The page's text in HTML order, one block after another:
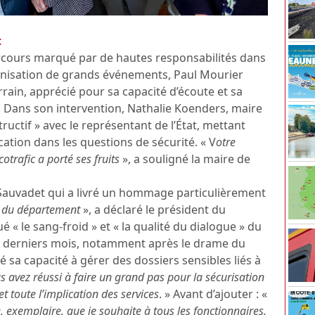
marqué par de hautes responsabilités dans
de grands événements, Paul Mourier
apprécié pour sa capacité d’écoute et sa
son intervention, Nathalie Koenders, maire
» avec le représentant de l’État, mettant
dans les questions de sécurité. « Votre
a porté ses fruits », a souligné la maire de
qui a livré un hommage particulièrement
du département», a déclaré le président du
« le sang-froid » et « la qualité du dialogue » du
mois, notamment après le drame du
sa capacité à gérer des dossiers sensibles liés à
avez réussi à faire un grand pas pour la sécurisation
toute l’implication des services. » Avant d’ajouter : «
que je souhaite à tous les fonctionnaires.